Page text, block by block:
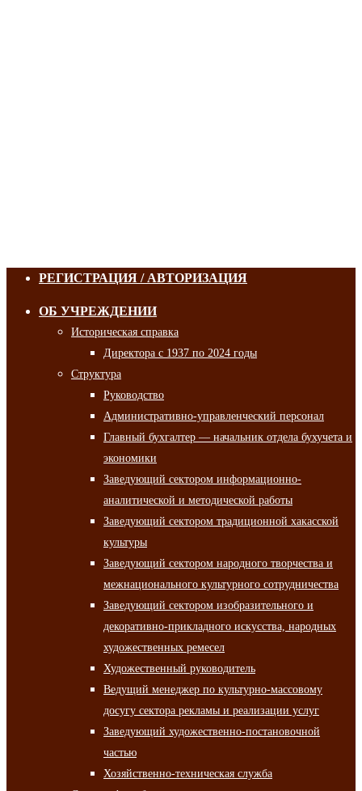
РЕГИСТРАЦИЯ / АВТОРИЗАЦИЯ
ОБ УЧРЕЖДЕНИИ
Историческая справка
Директора с 1937 по 2024 годы
Структура
Руководство
Административно-управленческий персонал
Главный бухгалтер — начальник отдела бухучета и
экономики
Заведующий сектором информационно-
аналитической и методической работы
Заведующий сектором традиционной хакасской
культуры
Заведующий сектором народного творчества и
межнационального культурного сотрудничества
Заведующий сектором изобразительного и
декоративно-прикладного искусства, народных
художественных ремесел
Художественный руководитель
Ведущий менеджер по культурно-массовому
досугу сектора рекламы и реализации услуг
Заведующий художественно-постановочной
частью
Хозяйственно-техническая служба